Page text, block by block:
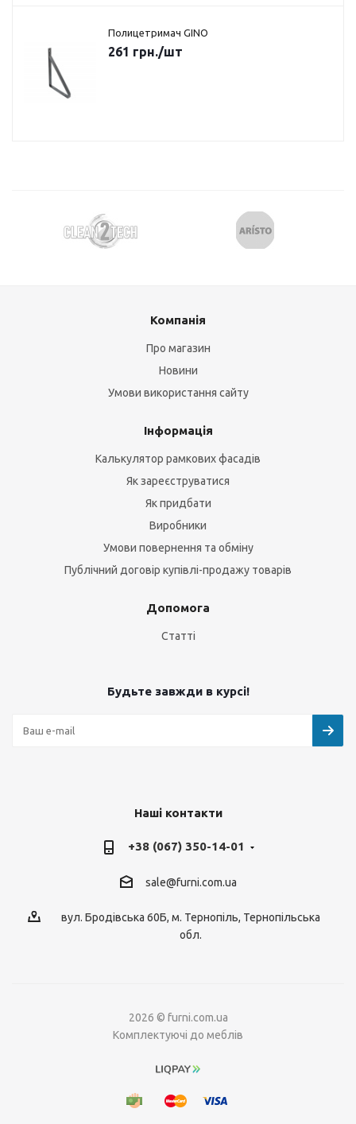
Полицетримач GINO
261 грн./шт
Компанія
Про магазин
Новини
Умови використання сайту
Інформація
Калькулятор рамкових фасадів
Як зареєструватися
Як придбати
Виробники
Умови повернення та обміну
Публічний договір купівлі-продажу товарів
Допомога
Статті
Будьте завжди в курсі!
Наші контакти
+38 (067) 350-14-01
sale@furni.com.ua
вул. Бродівська 60Б, м. Тернопіль, Тернопільська
обл.
2026 © furni.com.ua
Комплектуючі до меблів